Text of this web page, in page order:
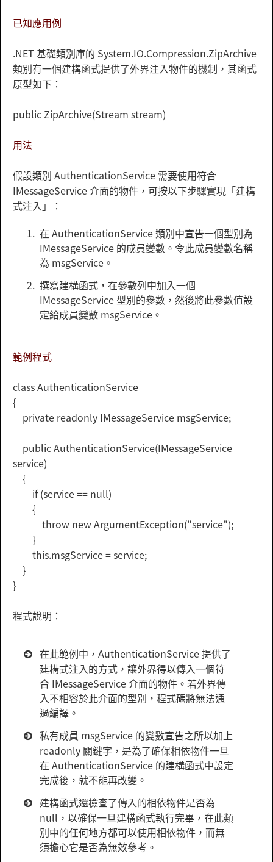
已知應用例
.NET 基礎類別庫的 System.IO.Compression.ZipArchive
類別有一個建構函式提供了外界注入物件的機制，其函式
原型如下：
public ZipArchive(Stream stream)
用法
假設類別 AuthenticationService 需要使用符合
IMessageService 介面的物件，可按以下步驟實現「建構
式注入」：
在 AuthenticationService 類別中宣告一個型別為
IMessageService 的成員變數。令此成員變數名稱
為 msgService。
撰寫建構函式，在參數列中加入一個
IMessageService 型別的參數，然後將此參數值設
定給成員變數 msgService。
範例程式
class AuthenticationService
{
private readonly IMessageService msgService;
public AuthenticationService(IMessageService
service)
{
if (service == null)
{
throw new ArgumentException("service");
}
this.msgService = service;
}
}
程式說明：
在此範例中，AuthenticationService 提供了
建構式注入的方式，讓外界得以傳入一個符
合 IMessageService 介面的物件。若外界傳
入不相容於此介面的型別，程式碼將無法通
過編譯。
私有成員 msgService 的變數宣告之所以加上
readonly 關鍵字，是為了確保相依物件一旦
在 AuthenticationService 的建構函式中設定
完成後，就不能再改變。
建構函式還檢查了傳入的相依物件是否為
null，以確保一旦建構函式執行完畢，在此類
別中的任何地方都可以使用相依物件，而無
須擔心它是否為無效參考。